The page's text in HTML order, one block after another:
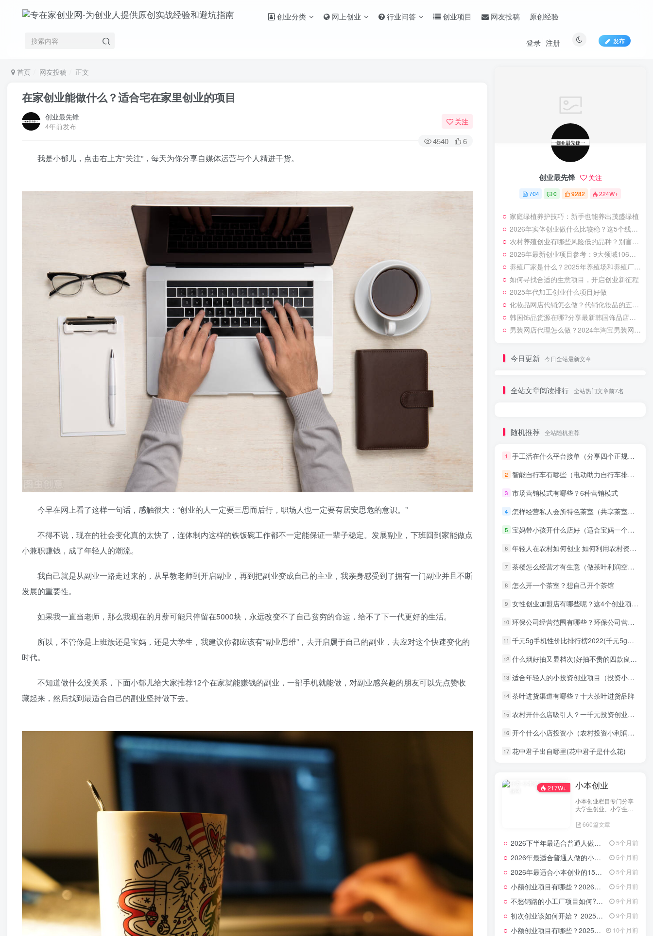
创业分类 网上创业 行业问答 创业项目 网友投稿 原创经验
发布
登录 注册
首页 网友投稿 正文
在家创业能做什么？适合宅在家里创业的项目
创业最先锋
4年前发布
关注
4540 6
我是小郁儿，点击右上方“关注”，每天为你分享自媒体运营与个人精进干货。
今早在网上看了这样一句话，感触很大：“创业的人一定要三思而后行，职场人也一定要有居安思危的意识。”
不得不说，现在的社会变化真的太快了，连体制内这样的铁饭碗工作都不一定能保证一辈子稳定。发展副业，下班回到家能做点
小兼职赚钱，成了年轻人的潮流。
我自己就是从副业一路走过来的，从早教老师到开启副业，再到把副业变成自己的主业，我亲身感受到了拥有一门副业并且不断
发展的重要性。
如果我一直当老师，那么我现在的月薪可能只停留在5000块，永远改变不了自己贫穷的命运，给不了下一代更好的生活。
所以，不管你是上班族还是宝妈，还是大学生，我建议你都应该有“副业思维”，去开启属于自己的副业，去应对这个快速变化的
时代。
不知道做什么没关系，下面小郁儿给大家推荐12个在家就能赚钱的副业，一部手机就能做，对副业感兴趣的朋友可以先点赞收
藏起来，然后找到最适合自己的副业坚持做下去。
创业最先锋 关注
704 0 9282 224W+
家庭绿植养护技巧：新手也能养出茂盛绿植
2026年实体创业做什么比较稳？这5个线下生意客流很踏实
农村养殖创业有哪些风险低的品种？别盲目跟风特种养殖
2026年最新创业项目参考：9大领域106个项目及补贴参考全攻略
养殖厂家是什么？2025年养殖场和养殖厂区别+附加创业避坑指南
如何寻找合适的生意项目，开启创业新征程
2025年代加工创业什么项目好做
化妆品网店代销怎么做？代销化妆品的五个步骤
韩国饰品货源在哪?分享最新韩国饰品店进货渠道
男装网店代理怎么做？2024年淘宝男装网店代理加盟流程教程
今日更新 今日全站最新文章
全站文章阅读排行 全站热门文章前7名
随机推荐 全站随机推荐
1 手工活在什么平台接单（分享四个正规的手工活项目）
2 智能自行车有哪些（电动助力自行车排行榜）
3 市场营销模式有哪些？6种营销模式
4 怎样经营私人会所特色茶室（共享茶室方法）
5 宝妈带小孩开什么店好（适合宝妈一个人开的店）
6 年轻人在农村如何创业 如何利用农村资源创业
7 茶楼怎么经营才有生意（做茶叶利润空间大吗）
8 怎么开一个茶室？想自己开个茶馆
9 女性创业加盟店有哪些呢？这4个创业项目合适女生做！
10 环保公司经营范围有哪些？环保公司营业执照经营范围
11 千元5g手机性价比排行榜2022(千元5g手机性价比最高)
12 什么烟好抽又显档次(好抽不贵的四款良心烟)
13 适合年轻人的小投资创业项目（投资小回本快的小生意）
14 茶叶进货渠道有哪些？十大茶叶进货品牌
15 农村开什么店吸引人？一千元投资创业小项目
16 开个什么小店投资小（农村投资小利润高的小生意）
17 花中君子出自哪里(花中君子是什么花)
217W+ 小本创业
小本创业栏目专门分享
大学生创业、小学生创
并为网友提供小成本创
经验分享。
660篇文章
2026下半年最适合普通人做的小生意！看完对你有收获，普通人也能月入过万的实战路子 5个月前
2026年最适合普通人做的小生意！看完对你有收获的实用清单 5个月前
2026年最适合小本创业的15大类20个项目，月入过万不是梦 5个月前
小额创业项目有哪些？2026年指南：低成本高回报的40个轻资产赛道全解析 5个月前
不愁销路的小工厂项目如何?2025年最新10种项目不愁销路 9个月前
初次创业该如何开始？ 2025年最新适合年轻人的低成本创业项目 9个月前
小额创业项目有哪些？2025年最新15个小额投资创业好项目 10个月前